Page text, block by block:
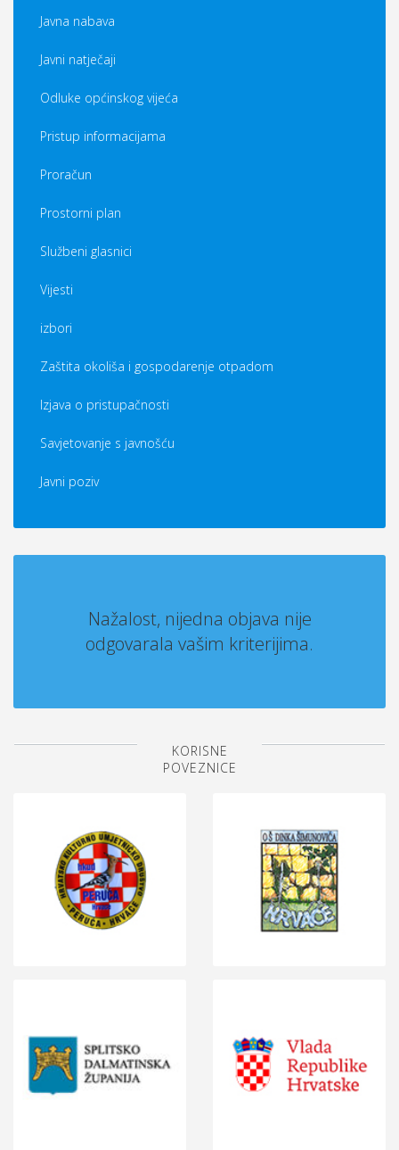
Javna nabava
Javni natječaji
Odluke općinskog vijeća
Pristup informacijama
Proračun
Prostorni plan
Službeni glasnici
Vijesti
izbori
Zaštita okoliša i gospodarenje otpadom
Izjava o pristupačnosti
Savjetovanje s javnošću
Javni poziv
Nažalost, nijedna objava nije
odgovarala vašim kriterijima.
KORISNE
POVEZNICE